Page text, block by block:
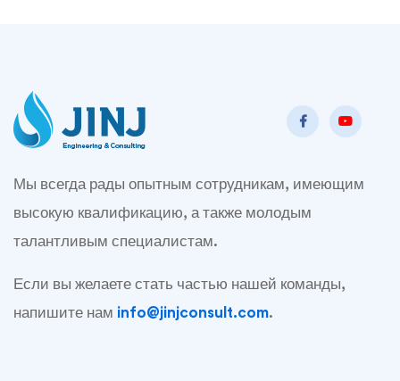
Мы всегда рады опытным сотрудникам, имеющим
высокую квалификацию, а также молодым
талантливым специалистам.
Если вы желаете стать частью нашей команды,
напишите нам info@jinjconsult.com.